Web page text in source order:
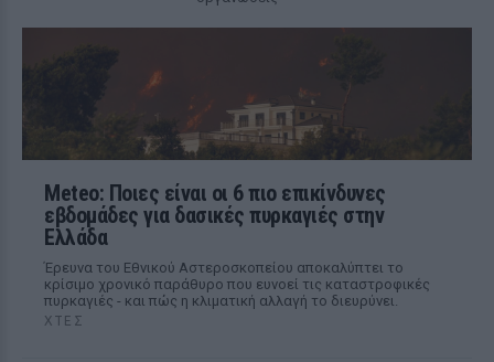
Meteo: Ποιες είναι οι 6 πιο επικίνδυνες
εβδομάδες για δασικές πυρκαγιές στην
Ελλάδα
Έρευνα του Εθνικού Αστεροσκοπείου αποκαλύπτει το
κρίσιμο χρονικό παράθυρο που ευνοεί τις καταστροφικές
πυρκαγιές - και πώς η κλιματική αλλαγή το διευρύνει.
ΧΤΕΣ